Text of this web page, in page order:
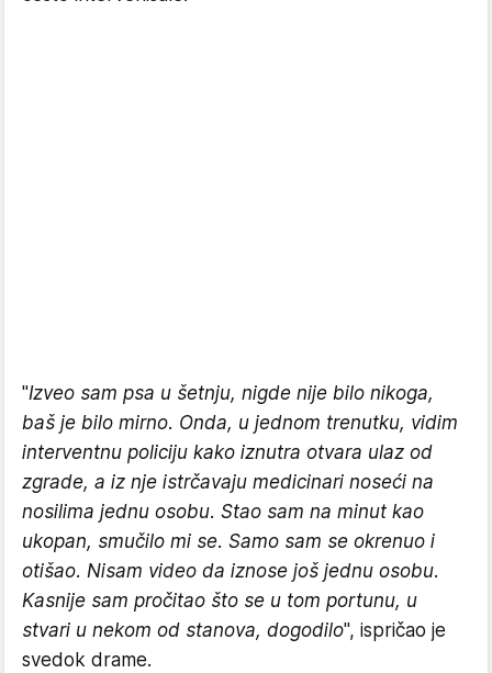
"Izveo sam psa u šetnju, nigde nije bilo nikoga,
baš je bilo mirno. Onda, u jednom trenutku, vidim
interventnu policiju kako iznutra otvara ulaz od
zgrade, a iz nje istrčavaju medicinari noseći na
nosilima jednu osobu. Stao sam na minut kao
ukopan, smučilo mi se. Samo sam se okrenuo i
otišao. Nisam video da iznose još jednu osobu.
Kasnije sam pročitao što se u tom portunu, u
stvari u nekom od stanova, dogodilo", ispričao je
svedok drame.